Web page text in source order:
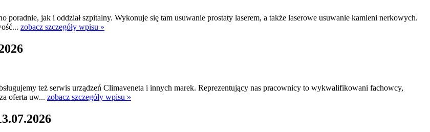
poradnie, jak i oddział szpitalny. Wykonuje się tam usuwanie prostaty laserem, a także laserowe usuwanie kamieni nerkowych.
zobacz szczegóły wpisu »
też serwis urządzeń Climaveneta i innych marek. Reprezentujący nas pracownicy to wykwalifikowani fachowcy,
oferta uw... zobacz szczegóły wpisu »